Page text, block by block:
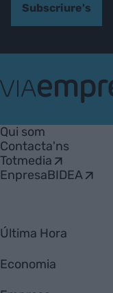
Subscriure's
Empresa
Qui som
Contacta'ns
Totmedia
EnpresaBIDEA
Última Hora
Economia